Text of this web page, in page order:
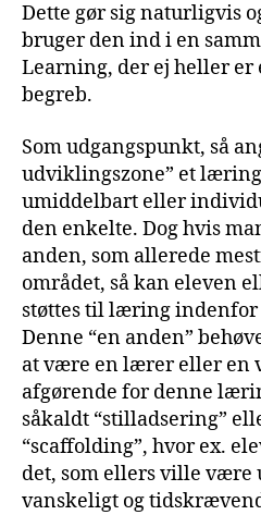
Dette gør sig naturligvis
bruger den ind i en
Learning, der ej heller er
begreb.
Som udgangspunkt, så
udviklingszone” et
umiddelbart eller
den enkelte. Dog hvis
anden, som allerede
området, så kan eleven
støttes til læring indenfor
Denne “en anden”
at være en lærer eller en
afgørende for denne
såkaldt “stilladsering”
“scaffolding”, hvor ex.
det, som ellers ville
vanskeligt og